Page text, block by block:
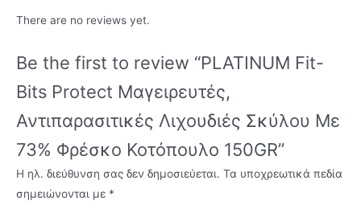
There are no reviews yet.
Be the first to review “PLATINUM Fit-
Bits Protect Μαγειρευτές,
Αντιπαρασιτικές Λιχουδιές Σκύλου Με
73% Φρέσκο Κοτόπουλο 150GR”
Η ηλ. διεύθυνση σας δεν δημοσιεύεται. Τα υποχρεωτικά πεδία
σημειώνονται με *